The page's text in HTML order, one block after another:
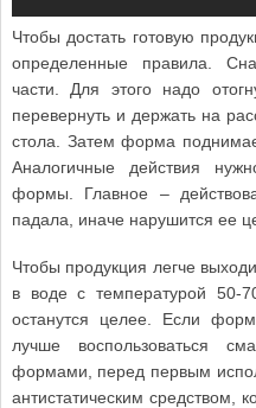
Чтобы достать готовую
определенные правила.
части. Для этого надо
перевернуть и держать на
стола. Затем форма
Аналогичные действия
формы. Главное –
падала, иначе нарушится ее
Чтобы продукция легче
в воде с температурой 50-
останутся целее. Если
лучше воспользоваться
формами, перед первым
антистатическим средством,